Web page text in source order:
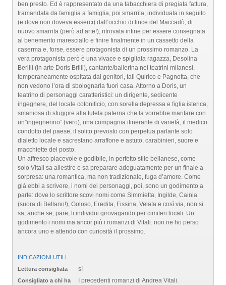
ben presto. Ed è rappresentato da una tabacchiera di pregiata fattura,
tramandata da famiglia a famiglia, poi smarrita, individuata in seguito
(e dove non doveva esserci) dall’occhio di lince del Maccadò, di
nuovo smarrita (però ad arte!), ritrovata infine per essere consegnata
al benemerito maresciallo e finire finalmente in un cassetto della
caserma e, forse, essere protagonista di un prossimo romanzo. La
vera protagonista però è una vivace e spigliata ragazza, Desolina
Berilli (in arte Doris Brilli), cantante/ballerina nei teatrini milanesi,
temporaneamente ospitata dai genitori, tali Quirico e Pagnotta, che
non vedono l’ora di sbolognarla fuori casa. Attorno a Doris, un
teatrino di personaggi caratteristici: un dirigente, sedicente
ingegnere, del locale cotonificio, con sorella depressa e figlia isterica,
smaniosa di sfuggire alla tutela paterna che la vorrebbe maritare con
un”ingegnerino” (vero), una compagnia itinerante di varietà, il medico
condotto del paese, il solito prevosto con perpetua parlante solo
dialetto locale e sacrestano arraffone e astuto, carabinieri, suore e
macchiette del posto.
Un affresco piacevole e godibile, in perfetto stile bellanese, come
solo Vitali sa allestire e sa preparare adeguatamente per un finale a
sorpresa: una romantica, ma non tradizionale, fuga d’amore. Come
già ebbi a scrivere, i nomi dei personaggi, poi, sono un godimento a
parte: dove lo scrittore scovi nomi come Simmietta, Ingilde, Cainia
(suora di Bellano!), Goloso, Eredita, Fissina, Velata e così via, non si
sa, anche se, pare, li individui girovagando per cimiteri locali. Un
godimento i nomi ma ancor più i romanzi di Vitali: non ne ho perso
ancora uno e attendo con curiosità il prossimo.
INDICAZIONI UTILI
Lettura consigliata
sì
Consigliato a chi ha
I precedenti romanzi di Andrea Vitali.